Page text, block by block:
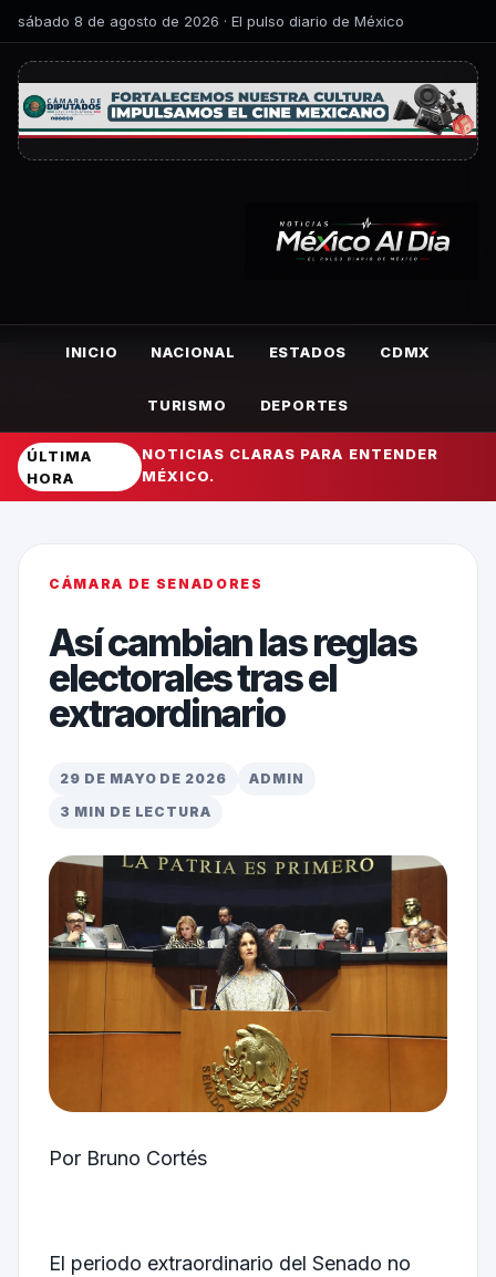
sábado 8 de agosto de 2026 · El pulso diario de México
INICIO NACIONAL ESTADOS CDMX
TURISMO DEPORTES
ÚLTIMA
HORA
NOTICIAS CLARAS PARA ENTENDER
MÉXICO.
CÁMARA DE SENADORES
Así cambian las reglas
electorales tras el
extraordinario
29 DE MAYO DE 2026
ADMIN
3 MIN DE LECTURA
Por Bruno Cortés
El periodo extraordinario del Senado no